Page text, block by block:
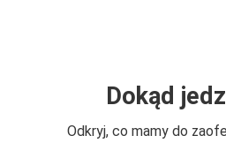
Dokąd
Odkryj, co mamy do